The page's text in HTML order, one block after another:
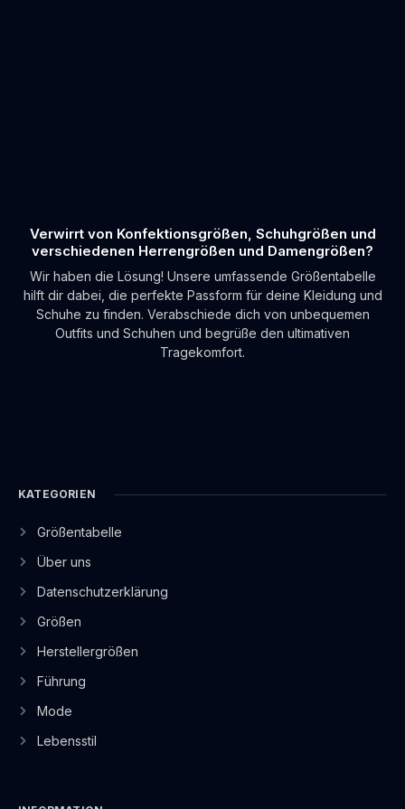
Verwirrt von Konfektionsgrößen, Schuhgrößen und
verschiedenen Herrengrößen und Damengrößen?
Wir haben die Lösung! Unsere umfassende Größentabelle
hilft dir dabei, die perfekte Passform für deine Kleidung und
Schuhe zu finden. Verabschiede dich von unbequemen
Outfits und Schuhen und begrüße den ultimativen
Tragekomfort.
KATEGORIEN
Größentabelle
Über uns
Datenschutzerklärung
Größen
Herstellergrößen
Führung
Mode
Lebensstil